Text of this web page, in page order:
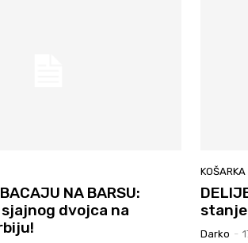
NA BARSU:
dvojca na
KOŠARKA
stanje
Darko -